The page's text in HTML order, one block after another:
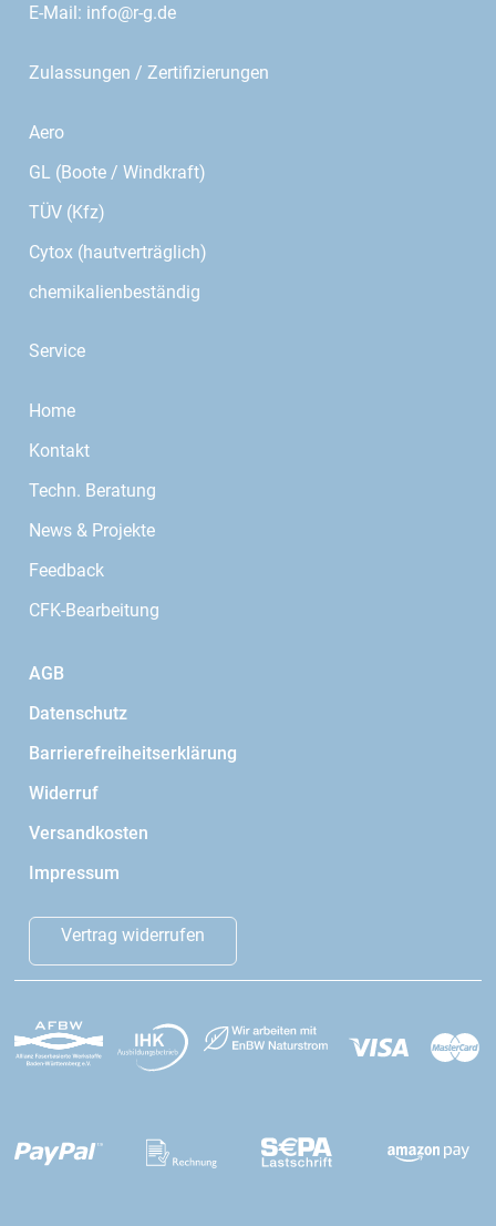
E-Mail: info@r-g.de
Zulassungen / Zertifizierungen
Aero
GL (Boote / Windkraft)
TÜV (Kfz)
Cytox (hautverträglich)
chemikalienbeständig
Service
Home
Kontakt
Techn. Beratung
News & Projekte
Feedback
CFK-Bearbeitung
AGB
Datenschutz
Barrierefreiheitserklärung
Widerruf
Versandkosten
Impressum
Vertrag widerrufen